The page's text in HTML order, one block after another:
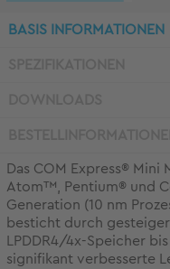
BASIS INFORMATIONEN
Das COM Express®
Atom™, Pentium® und
Generation (10 nm
besticht durch
LPDDR4/4x-Speicher
signifikant verbesserte